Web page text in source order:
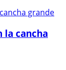
la cancha